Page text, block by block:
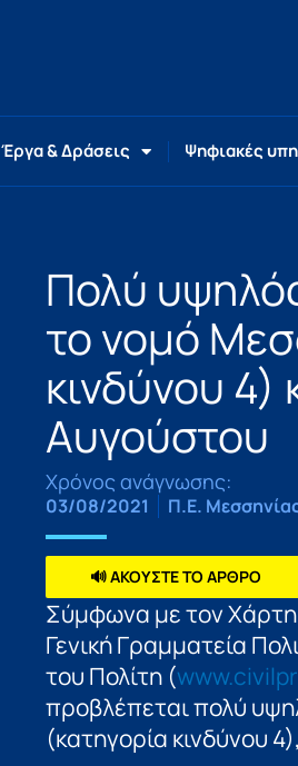
Έργα & Δράσεις Ψηφιακές
Πολύ
το νομό
κινδύνου 4)
Αυγούστου
Χρόνος ανάγνωσης:
03/08/2021 Π.Ε.
🔊 ΑΚΟΥΣΤΕ ΤΟ ΑΡΘΡΟ
Σύμφωνα με τον Χάρτη
Γενική Γραμματεία
του Πολίτη (
προβλέπεται πολύ
(κατηγορία κινδύνου